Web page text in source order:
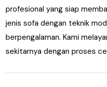
profesional yang siap
jenis sofa dengan teknik
berpengalaman. Kami
sekitarnya dengan proses